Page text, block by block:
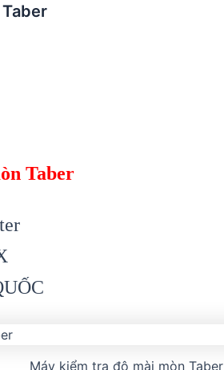
Taber
Máy kiểm tra độ mài mòn Taber